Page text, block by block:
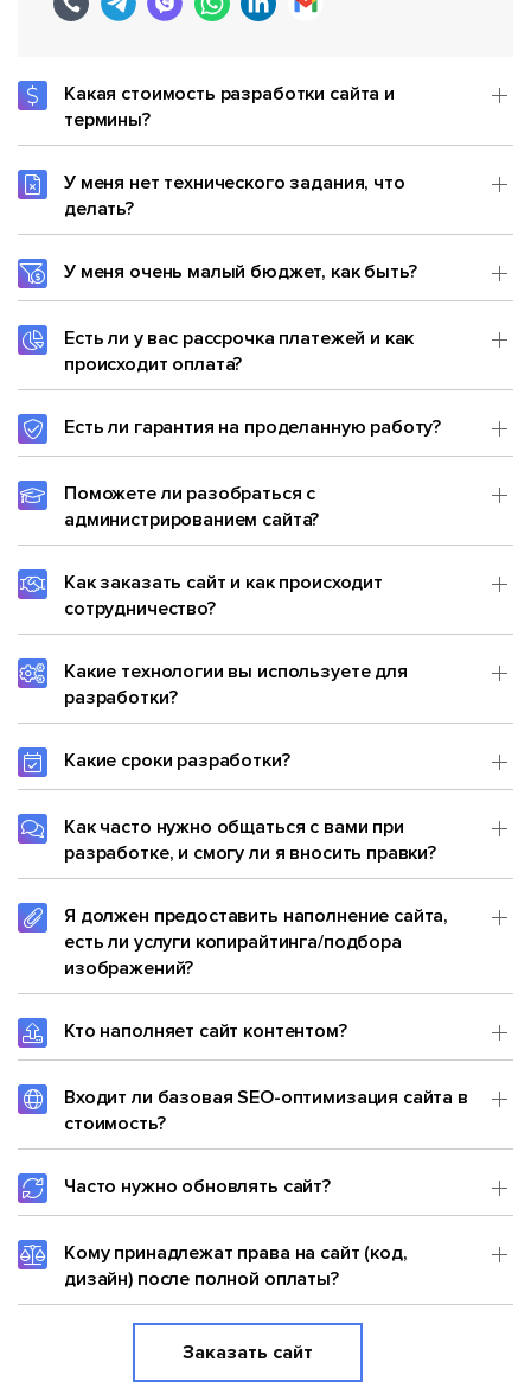
Какая стоимость разработки сайта и
термины?
У меня нет технического задания, что
делать?
У меня очень малый бюджет, как быть?
Есть ли у вас рассрочка платежей и как
происходит оплата?
Есть ли гарантия на проделанную работу?
Поможете ли разобраться с
администрированием сайта?
Как заказать сайт и как происходит
сотрудничество?
Какие технологии вы используете для
разработки?
Какие сроки разработки?
Как часто нужно общаться с вами при
разработке, и смогу ли я вносить правки?
Я должен предоставить наполнение сайта,
есть ли услуги копирайтинга/подбора
изображений?
Кто наполняет сайт контентом?
Входит ли базовая SEO-оптимизация сайта в
стоимость?
Часто нужно обновлять сайт?
Кому принадлежат права на сайт (код,
дизайн) после полной оплаты?
Заказать сайт